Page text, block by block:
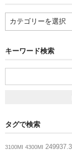
リ
で
キーワード検索
タグで検索
3100MI 4300MI